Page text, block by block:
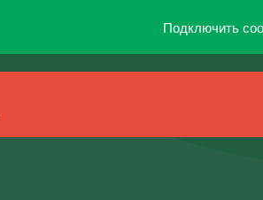
Подключить